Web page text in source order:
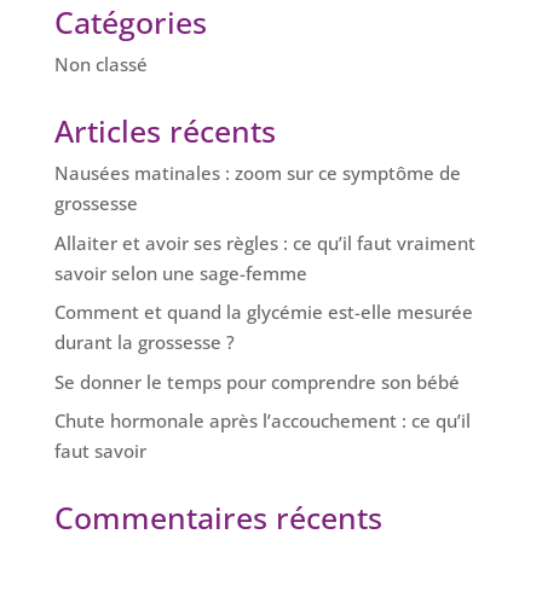
Catégories
Non classé
Articles récents
Nausées matinales : zoom sur ce symptôme de
grossesse
Allaiter et avoir ses règles : ce qu’il faut vraiment
savoir selon une sage-femme
Comment et quand la glycémie est-elle mesurée
durant la grossesse ?
Se donner le temps pour comprendre son bébé
Chute hormonale après l’accouchement : ce qu’il
faut savoir
Commentaires récents